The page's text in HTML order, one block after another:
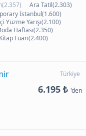
Ara Tatil(2.303)
İstanbul(1.600)
Yüzme Yarışı(2.100)
Haftası(2.350)
Fuarı(2.400)
Türkiye
6.195 ₺ 'den